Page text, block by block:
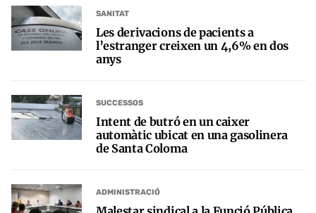
SANITAT
Les derivacions de pacients a
l’estranger creixen un 4,6% en dos
anys
SUCCESSOS
Intent de butró en un caixer
automàtic ubicat en una gasolinera
de Santa Coloma
ADMINISTRACIÓ